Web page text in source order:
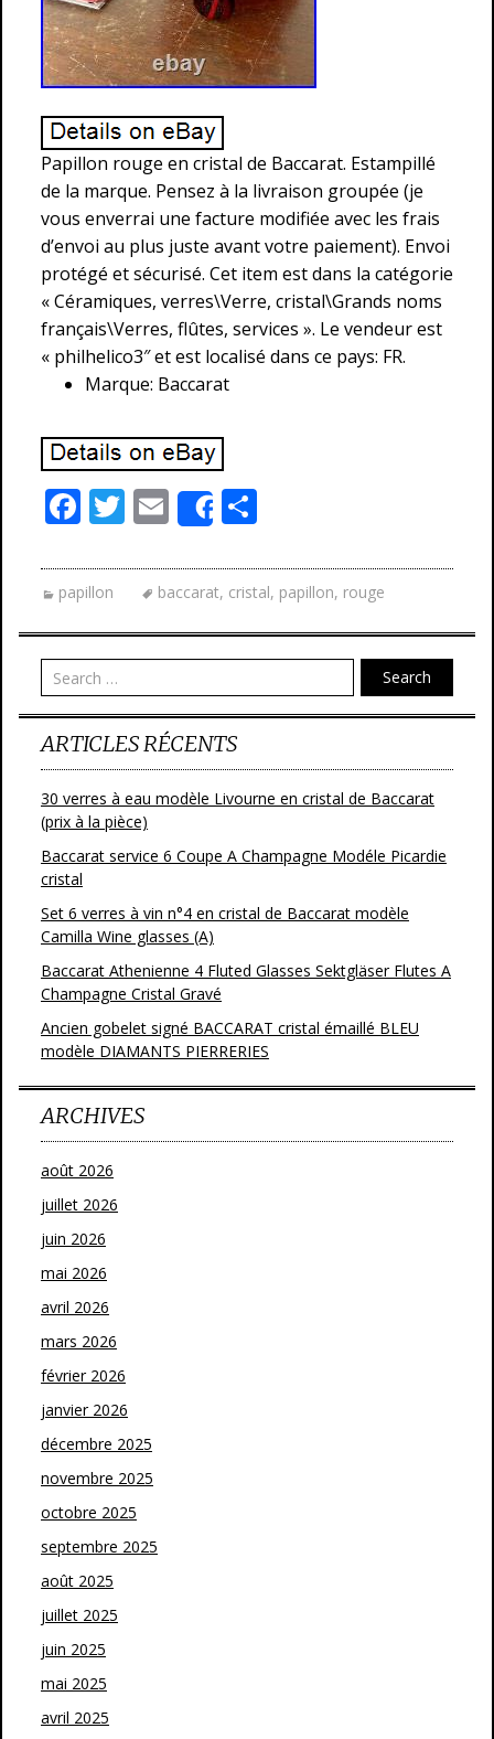
Papillon rouge en cristal de Baccarat. Estampillé
de la marque. Pensez à la livraison groupée (je
vous enverrai une facture modifiée avec les frais
d’envoi au plus juste avant votre paiement). Envoi
protégé et sécurisé. Cet item est dans la catégorie
« Céramiques, verres\Verre, cristal\Grands noms
français\Verres, flûtes, services ». Le vendeur est
« philhelico3″ et est localisé dans ce pays: FR.
Marque: Baccarat
F
e
b
o
o
k
T
itt
er
E
m
ai
l
Share
ta
g
er
papillon baccarat, cristal, papillon, rouge
Search
ARTICLES RÉCENTS
30 verres à eau modèle Livourne en cristal de Baccarat
(prix à la pièce)
Baccarat service 6 Coupe A Champagne Modéle Picardie
cristal
Set 6 verres à vin n°4 en cristal de Baccarat modèle
Camilla Wine glasses (A)
Baccarat Athenienne 4 Fluted Glasses Sektgläser Flutes A
Champagne Cristal Gravé
Ancien gobelet signé BACCARAT cristal émaillé BLEU
modèle DIAMANTS PIERRERIES
ARCHIVES
août 2026
juillet 2026
juin 2026
mai 2026
avril 2026
mars 2026
février 2026
janvier 2026
décembre 2025
novembre 2025
octobre 2025
septembre 2025
août 2025
juillet 2025
juin 2025
mai 2025
avril 2025